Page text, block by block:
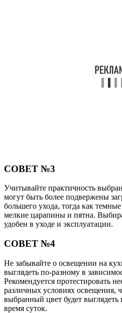
СОВЕТ №3
Учитывайте практичность
могут быть более подвержены
большего ухода, тогда как
мелкие царапины и пятна.
удобен в уходе и эксплуатации.
СОВЕТ №4
Не забывайте о освещении на
выглядеть по-разному в
Рекомендуется протестировать
различных условиях освещения,
выбранный цвет будет
время суток.